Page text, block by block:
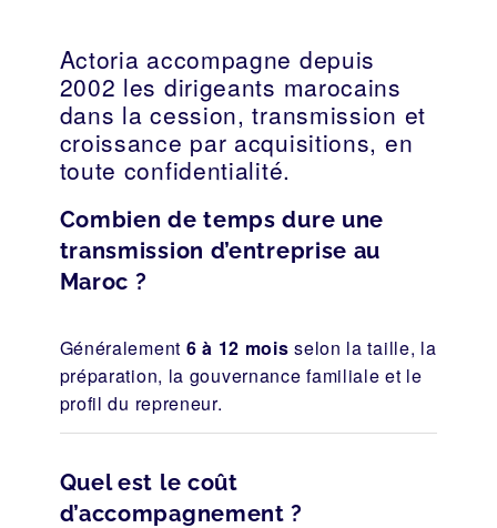
Actoria accompagne depuis
2002 les dirigeants marocains
dans la cession, transmission et
croissance par acquisitions, en
toute confidentialité.
Combien de temps dure une
transmission d’entreprise au
Maroc ?
Généralement 6 à 12 mois selon la taille, la
préparation, la gouvernance familiale et le
profil du repreneur.
Quel est le coût
d’accompagnement ?